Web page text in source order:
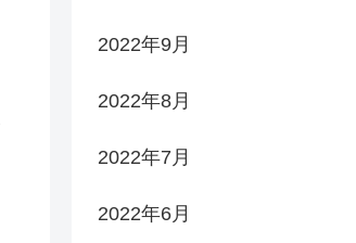
2022年9月
2022年8月
2022年7月
2022年6月